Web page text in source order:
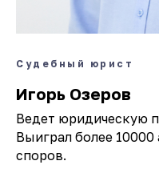
Судебный юрист
Игорь Озеров
Ведет юридическую
Выиграл более
споров.